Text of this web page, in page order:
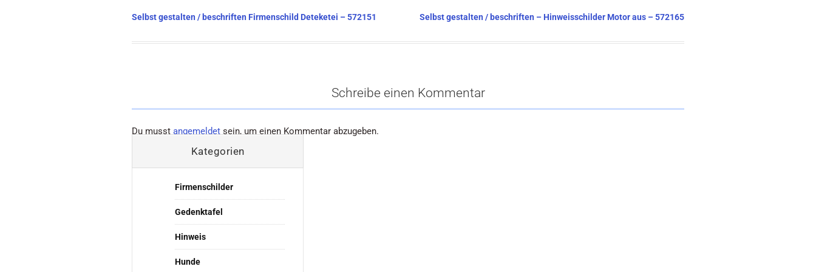
Beitragsnavigation
Selbst gestalten / beschriften Firmenschild Deteketei – 572151 Selbst gestalten / beschriften – Hinweisschilder Motor aus – 572165
Schreibe einen Kommentar
Du musst angemeldet sein, um einen Kommentar abzugeben.
Kategorien
Firmenschilder
Gedenktafel
Hinweis
Hunde